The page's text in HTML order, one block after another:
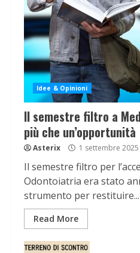
Idee & Opinioni
Il semestre filtro a
più che un’opportunità
Asterix 1 settembre 2025
Il semestre filtro per
Odontoiatria era stato
strumento per restituire...
Read More